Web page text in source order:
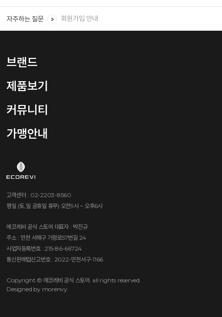
자주하는 질문 회원가입 안내
브랜드
제품보기
커뮤니티
가맹안내
고객센터 : 02-2203-8560
평일 (토,일 공휴일 휴무) 오전9시 ~ 오후6시
에코레비 공식 스토어 대표자 : 박진규
주소 : 인천 서해구 가정로57번길 24
사업자등록번호 : 215-86-66724
통신판매업신고번호 : 2022-인천서구-1166
Copyright.© 에코레비 공식 스토어. all rights reserved.
Designed by morenvy.